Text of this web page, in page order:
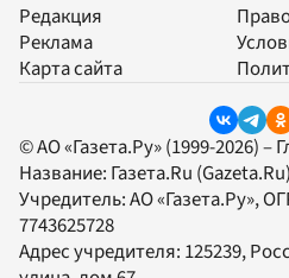
Редакция
Реклама
Карта сайта
© АО «Газета.Ру» (1999-2026) –
Название: Газета.Ru (Gazeta.Ru)
Учредитель:АО «Газета.Ру»,
7743625728
Адрес учредителя: 125239,